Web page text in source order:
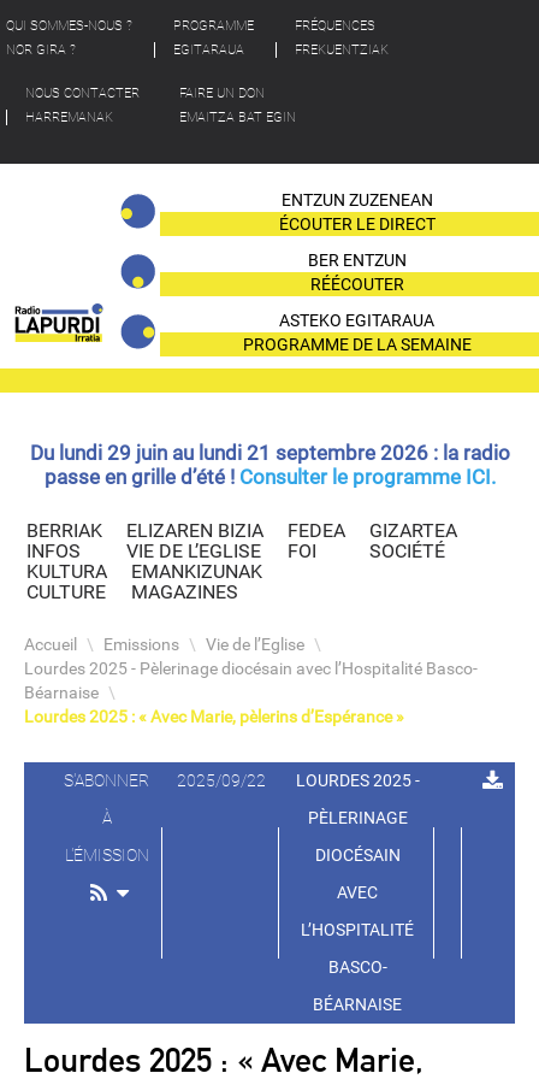
QUI SOMMES-NOUS ?
NOR GIRA ?
PROGRAMME
EGITARAUA
FRÉQUENCES
FREKUENTZIAK
NOUS CONTACTER
HARREMANAK
FAIRE UN DON
EMAITZA BAT EGIN
ENTZUN ZUZENEAN
ÉCOUTER LE DIRECT
BER ENTZUN
RÉÉCOUTER
ASTEKO EGITARAUA
PROGRAMME DE LA SEMAINE
Du lundi 29 juin au lundi 21 septembre 2026 : la radio
passe en grille d’été ! Consulter le programme ICI.
BERRIAK
INFOS
ELIZAREN BIZIA
VIE DE L’EGLISE
FEDEA
FOI
GIZARTEA
SOCIÉTÉ
KULTURA
CULTURE
EMANKIZUNAK
MAGAZINES
Accueil \ Emissions \ Vie de l’Eglise \
Lourdes 2025 - Pèlerinage diocésain avec l’Hospitalité Basco-
Béarnaise \
Lourdes 2025 : « Avec Marie, pèlerins d’Espérance »
S'ABONNER
À
L'ÉMISSION
2025/09/22
LOURDES 2025 -
PÈLERINAGE
DIOCÉSAIN
AVEC
L’HOSPITALITÉ
BASCO-
BÉARNAISE
Lourdes 2025 : « Avec Marie,